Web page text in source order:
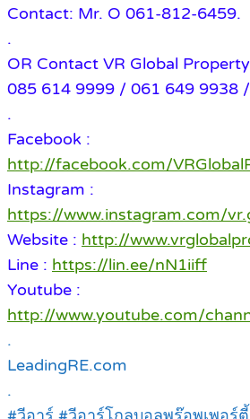
Contact: Mr. O 061-812-6459.
.
OR Contact VR Global Property
085 614 9999 / 061 649 9938
.
Facebook :
http://facebook.com/
Instagram :
https://www.instagram.com/
Website : http://
Line : https://lin.ee/nN1iiff
Youtube :
http://www.youtube.com/
.
LeadingRE.com
.